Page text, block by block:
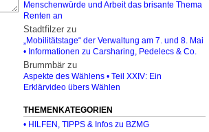
Menschenwürde und Arbeit das brisante Thema
Renten an
Stadtfilzer zu
„Mobilitätstage“ der Verwaltung am 7. und 8. Mai
• Informationen zu Carsharing, Pedelecs & Co.
Brummbär zu
Aspekte des Wählens • Teil XXIV: Ein
Erklärvideo übers Wählen
THEMENKATEGORIEN
• HILFEN, TIPPS & Infos zu BZMG